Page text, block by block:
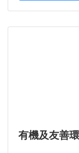
有機及友善